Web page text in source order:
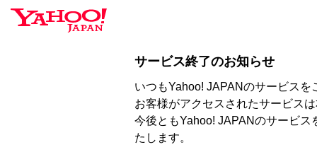
サービス終了のお知らせ
いつもYahoo! JAPANのサービス
お客様がアクセスされたサービス
今後ともYahoo! JAPANのサービ
たします。